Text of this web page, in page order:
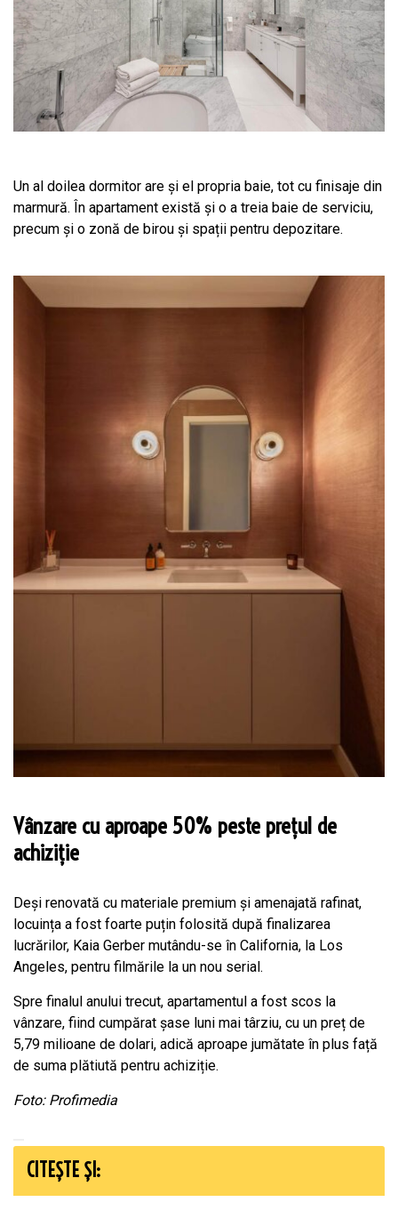
Un al doilea dormitor are și el propria baie, tot cu finisaje din
marmură. În apartament există și o a treia baie de serviciu,
precum și o zonă de birou și spații pentru depozitare.
Vânzare cu aproape 50% peste prețul de
achiziție
Deși renovată cu materiale premium și amenajată rafinat,
locuința a fost foarte puțin folosită după finalizarea
lucrărilor, Kaia Gerber mutându-se în California, la Los
Angeles, pentru filmările la un nou serial.
Spre finalul anului trecut, apartamentul a fost scos la
vânzare, fiind cumpărat șase luni mai târziu, cu un preț de
5,79 milioane de dolari, adică aproape jumătate în plus față
de suma plătiută pentru achiziție.
Foto: Profimedia
CITEȘTE ȘI: